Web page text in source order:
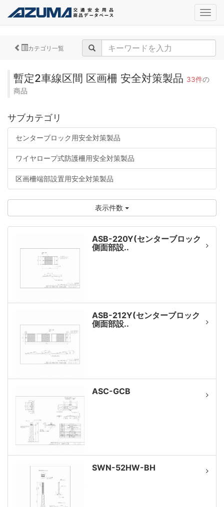
カテゴリ一覧
暫定2車線区間 区画柵 安全対策製品 33件の
商品
サブカテゴリ
センターブロック用安全対策製品
ワイヤロープ式防護柵用安全対策製品
区画柵端部設置用安全対策製品
表示件数
ASB-220Y(センターブロック
側面部設..
ASB-212Y(センターブロック
側面部設..
ASC-GCB
SWN-52HW-BH